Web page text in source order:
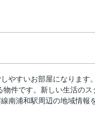
やすいお部屋になります
件です。新しい生活のス
南浦和駅周辺の地域情報